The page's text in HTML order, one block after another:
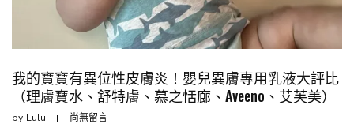
我的寶寶有異位性皮膚炎！嬰兒異膚專用乳液大評比
（理膚寶水、舒特膚、慕之恬廊、Aveeno、艾芙美）
by Lulu 尚無留言